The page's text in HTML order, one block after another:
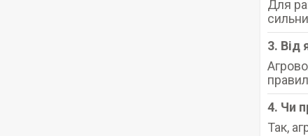
Для
3. Від
4. Чи
Так,